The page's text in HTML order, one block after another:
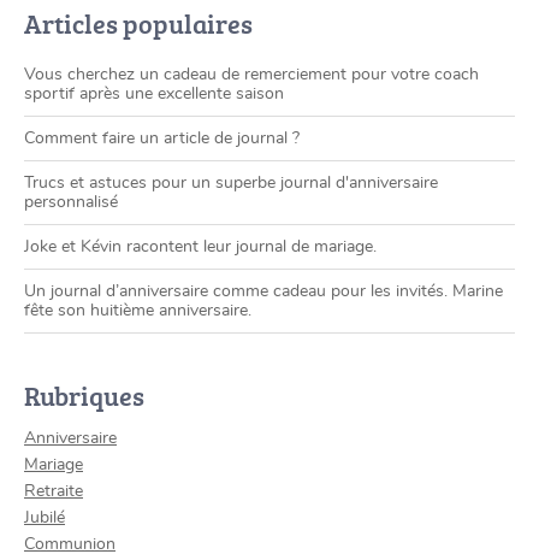
Articles populaires
Vous cherchez un cadeau de remerciement pour votre coach
sportif après une excellente saison
Comment faire un article de journal ?
Trucs et astuces pour un superbe journal d'anniversaire
personnalisé
Joke et Kévin racontent leur journal de mariage.
Un journal d’anniversaire comme cadeau pour les invités. Marine
fête son huitième anniversaire.
Rubriques
Anniversaire
Mariage
Retraite
Jubilé
Communion